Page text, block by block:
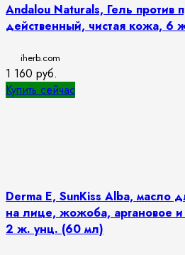
Andalou Naturals, Гель против
действенный, чистая кожа, 6
iherb.com
1 160 руб.
Купить сейчас
Derma E, SunKiss Alba, масло
на лице, жожоба, аргановое
2 ж. унц. (60 мл)